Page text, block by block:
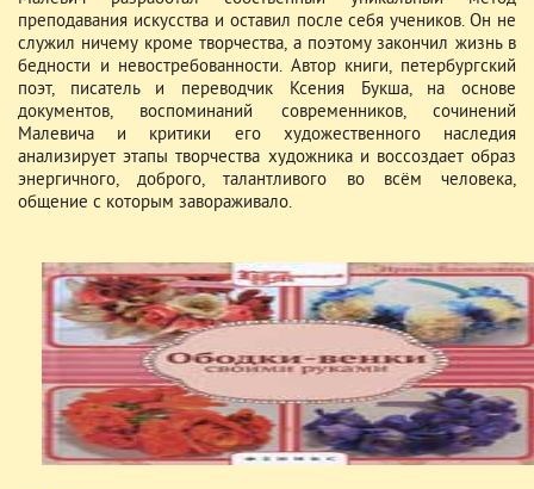
преподавания искусства и оставил после себя учеников. Он не
служил ничему кроме творчества, а поэтому закончил жизнь в
бедности и невостребованности. Автор книги, петербургский
поэт, писатель и переводчик Ксения Букша, на основе
документов, воспоминаний современников, сочинений
Малевича и критики его художественного наследия
анализирует этапы творчества художника и воссоздает образ
энергичного, доброго, талантливого во всём человека,
общение с которым завораживало.